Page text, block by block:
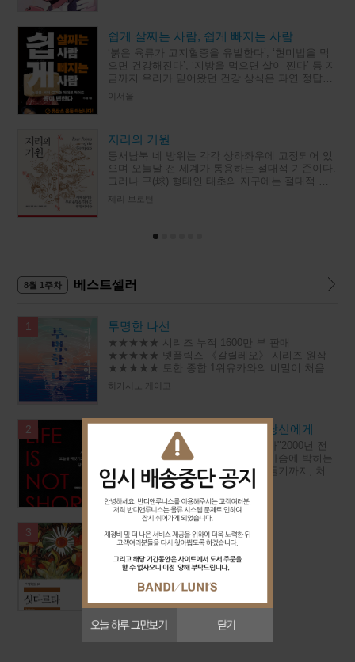
쉽게 살찌는 사람, 쉽게 빠지는 사람
‘붉은 육류가 고지혈증을 유발한다’, ‘현미밥을 먹
으면 건강해진다’, ‘지방을 먹으면 살이 찐다’ 등 지
금까지 우리가 믿어왔던 건강 상식은 과연 정답일
까? 유튜브 채널 ‘다이어트 해커 이서울’을 운영 중
이서울
지리의 기원
동서남북 네 방위는 각각 상하좌우에 고정되어 있
으며 오늘날 전 세계가 통용하는 절대적 기준이다.
그러나 구(球) 형태인 태초의 지구에는 절대적 방
향이란 존재하지 않았다. 그렇다면 네 방위와 그
제리 브로턴
8월 1주차 베스트셀러
1 투명한 나선
★★★★★ 시리즈 누적 1600만 부 판매
★★★★★ 넷플릭스 《갈릴레오》 시리즈 원작
★★★★★ 토한 종합 1위유카와의 비밀이 처음
히가시노 게이고
2 세네카, 오늘을 빼앗기고 있는 당신에게
"오늘 하루, 당신의 시간은 0분이었다"2000년 전
철학자가 던진 질문이 지금 당신의 가슴에 박히는
이유새벽에 눈을 떠서 밤에 다시 잠들기까지, 처리
해야 할 일들과 답해야 할 부탁들과 견뎌야 할 자
리들로 하루가 가
루키우스 안나이우스 세네카
3 싯다르타 - 세계문학전집 58